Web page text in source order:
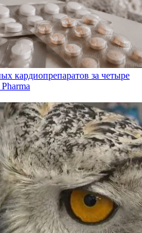
кардиопрепаратов за четыре